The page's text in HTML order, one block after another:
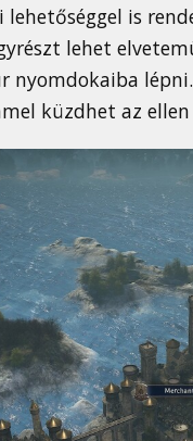
lehetőséggel is
lehet
küzdhet az